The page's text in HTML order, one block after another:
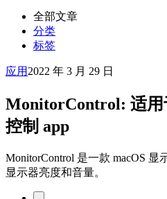
全部文章
分类
标签
应用 2022 年 3 月 29 日
MonitorControl: 适用
控制 app
MonitorControl 是一款 macOS 显
显示器亮度和音量。